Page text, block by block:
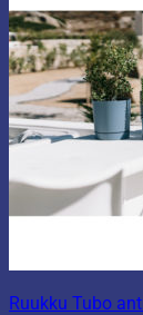
Ruukku Tubo